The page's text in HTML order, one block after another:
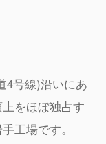
4号線)沿いにあ
をほぼ独占す
工場です。